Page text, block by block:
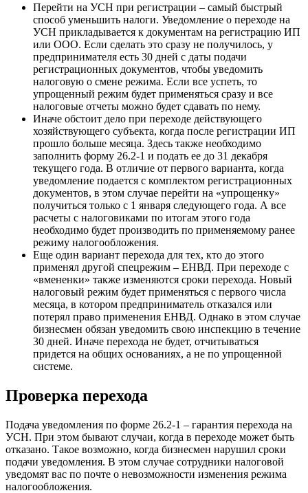
Перейти на УСН при регистрации – самый быстрый
способ уменьшить налоги. Уведомление о переходе на
УСН прикладывается к документам на регистрацию ИП
или ООО. Если сделать это сразу не получилось, у
предпринимателя есть 30 дней с даты подачи
регистрационных документов, чтобы уведомить
налоговую о смене режима. Если все успеть, то
упрощенный режим будет применяться сразу и все
налоговые отчеты можно будет сдавать по нему.
Иначе обстоит дело при переходе действующего
хозяйствующего субъекта, когда после регистрации ИП
прошло больше месяца. Здесь также необходимо
заполнить форму 26.2-1 и подать ее до 31 декабря
текущего года. В отличие от первого варианта, когда
уведомление подается с комплектом регистрационных
документов, в этом случае перейти на «упрощенку»
получиться только с 1 января следующего года. А все
расчеты с налоговиками по итогам этого года
необходимо будет производить по применяемому ранее
режиму налогообложения.
Еще один вариант перехода для тех, кто до этого
применял другой спецрежим – ЕНВД. При переходе с
«вмененки» также изменяются сроки перехода. Новый
налоговый режим будет применяться с первого числа
месяца, в котором предприниматель отказался или
потерял право применения ЕНВД. Однако в этом случае
бизнесмен обязан уведомить свою инспекцию в течение
30 дней. Иначе перехода не будет, отчитываться
придется на общих основаниях, а не по упрощенной
системе.
Проверка перехода
Подача уведомления по форме 26.2-1 – гарантия перехода на
УСН. При этом бывают случаи, когда в переходе может быть
отказано. Такое возможно, когда бизнесмен нарушил сроки
подачи уведомления. В этом случае сотрудники налоговой
уведомят вас по почте о невозможности изменения режима
налогообложения.